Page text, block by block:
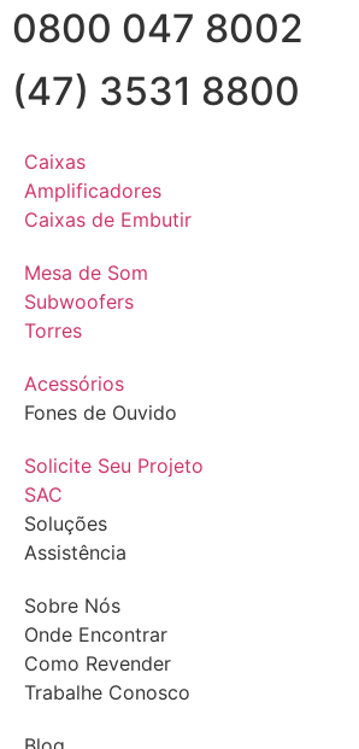
0800 047 8002
(47) 3531 8800
Caixas
Amplificadores
Caixas de Embutir
Mesa de Som
Subwoofers
Torres
Acessórios
Fones de Ouvido
Solicite Seu Projeto
SAC
Soluções
Assistência
Sobre Nós
Onde Encontrar
Como Revender
Trabalhe Conosco